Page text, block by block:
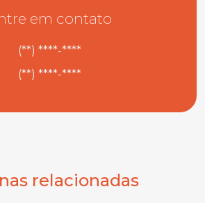
em contato
(**) ****-****
(**) ****-****
relacionadas